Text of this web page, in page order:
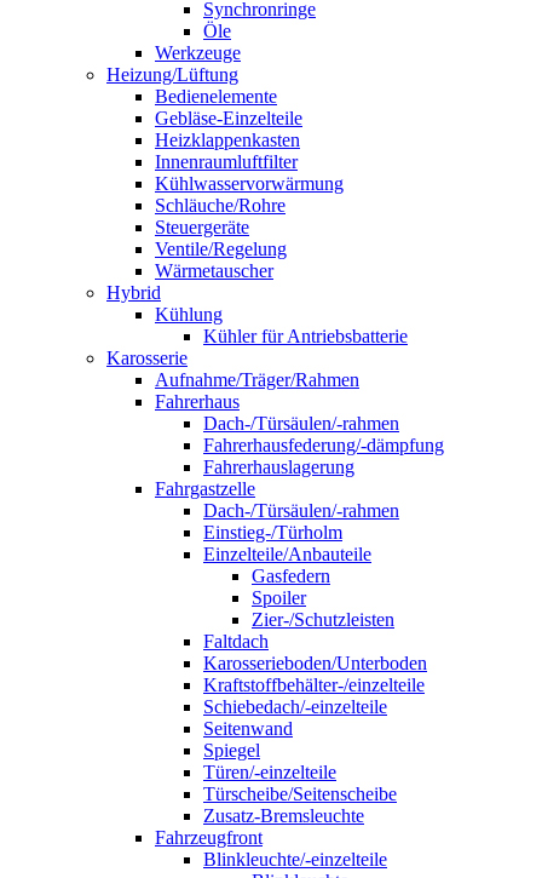
Synchronringe
Öle
Werkzeuge
Heizung/Lüftung
Bedienelemente
Gebläse-Einzelteile
Heizklappenkasten
Innenraumluftfilter
Kühlwasservorwärmung
Schläuche/Rohre
Steuergeräte
Ventile/Regelung
Wärmetauscher
Hybrid
Kühlung
Kühler für Antriebsbatterie
Karosserie
Aufnahme/Träger/Rahmen
Fahrerhaus
Dach-/Türsäulen/-rahmen
Fahrerhausfederung/-dämpfung
Fahrerhauslagerung
Fahrgastzelle
Dach-/Türsäulen/-rahmen
Einstieg-/Türholm
Einzelteile/Anbauteile
Gasfedern
Spoiler
Zier-/Schutzleisten
Faltdach
Karosserieboden/Unterboden
Kraftstoffbehälter-/einzelteile
Schiebedach/-einzelteile
Seitenwand
Spiegel
Türen/-einzelteile
Türscheibe/Seitenscheibe
Zusatz-Bremsleuchte
Fahrzeugfront
Blinkleuchte/-einzelteile